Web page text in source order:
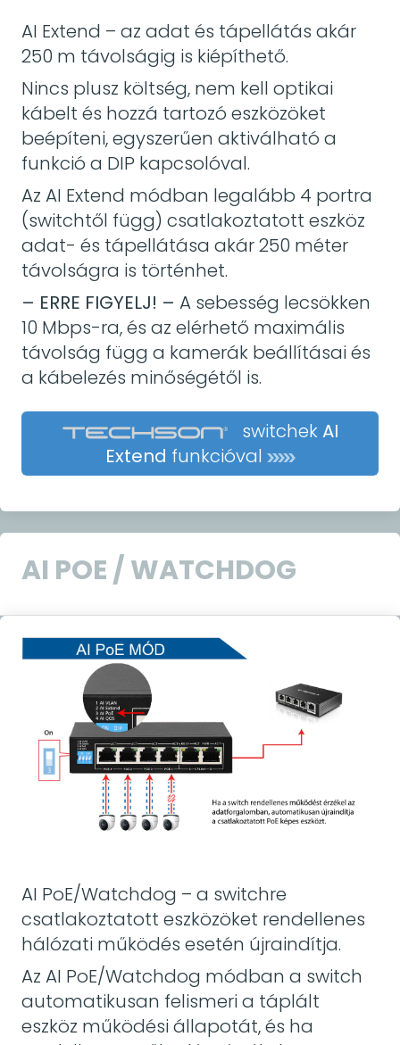
AI Extend – az adat és tápellátás akár
250 m távolságig is kiépíthető.
Nincs plusz költség, nem kell optikai
kábelt és hozzá tartozó eszközöket
beépíteni, egyszerűen aktiválható a
funkció a DIP kapcsolóval.
Az AI Extend módban legalább 4 portra
(switchtől függ) csatlakoztatott eszköz
adat- és tápellátása akár 250 méter
távolságra is történhet.
– ERRE FIGYELJ! – A sebesség lecsökken
10 Mbps-ra, és az elérhető maximális
távolság függ a kamerák beállításai és
a kábelezés minőségétől is.
switchekAI
Extend funkcióval
AI POE / WATCHDOG
AI PoE/Watchdog – a switchre
csatlakoztatott eszközöket rendellenes
hálózati működés esetén újraindítja.
Az AI PoE/Watchdog módban a switch
automatikusan felismeri a táplált
eszköz működési állapotát, és ha